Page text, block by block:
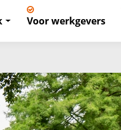
Voor werkgevers